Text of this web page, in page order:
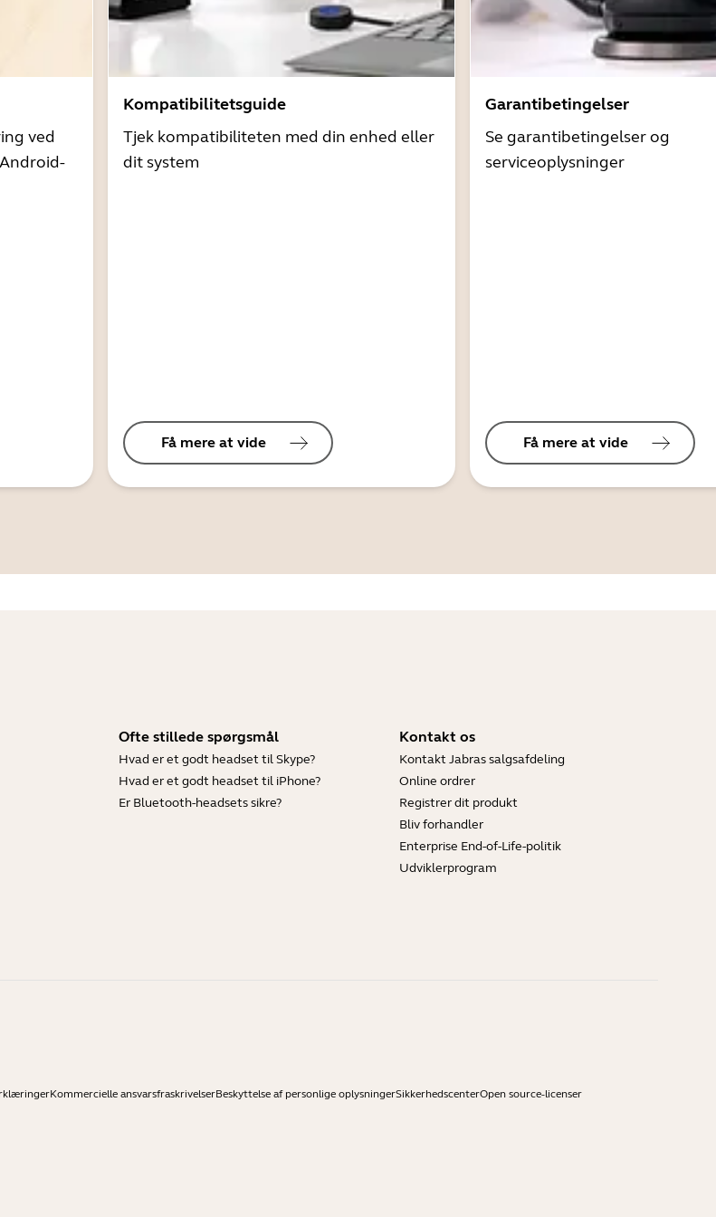
ved
Kompatibilitetsguide
Tjek kompatibiliteten med din enhed eller
dit system
Få mere at vide
Garantibetingelser
Se garantibetingelser og
serviceoplysninger
Få mere at vide
Ofte stillede spørgsmål
Hvad er et godt headset til Skype?
Hvad er et godt headset til iPhone?
Er Bluetooth-headsets sikre?
Kontakt os
Kontakt Jabras salgsafdeling
Online ordrer
Registrer dit produkt
Bliv forhandler
Enterprise End-of-Life-politik
Udviklerprogram
Kommercielle ansvarsfraskrivelserBeskyttelse af personlige oplysningerSikkerhedscenterOpen source-licenser